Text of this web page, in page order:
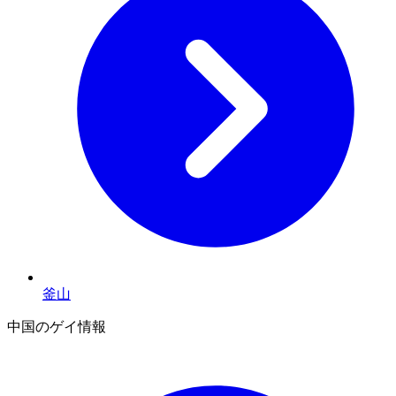
釜山
中国のゲイ情報